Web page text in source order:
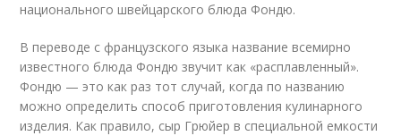
национального швейцарского блюда Фондю.
В переводе с французского языка название всемирно
известного блюда Фондю звучит как «расплавленный».
Фондю — это как раз тот случай, когда по названию
можно определить способ приготовления кулинарного
изделия. Как правило, сыр Грюйер в специальной емкости